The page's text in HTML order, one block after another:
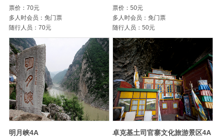
票价：70元
多人时会员：免门票
随行人员：70元
票价：50元
多人时会员：免门票
随行人员：50元
明月峡4A 卓克基土司官寨文化旅游景区4A